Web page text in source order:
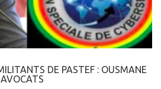
DE PASTEF : OUSMANE